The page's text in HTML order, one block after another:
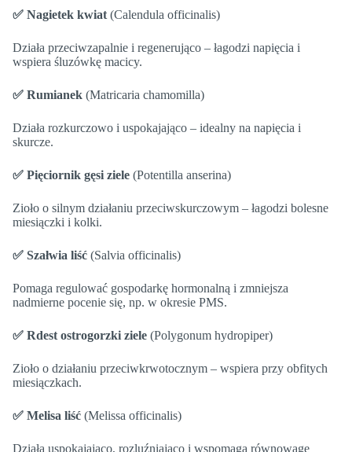
✅ Nagietek kwiat (Calendula officinalis)
Działa przeciwzapalnie i regenerująco – łagodzi napięcia i
wspiera śluzówkę macicy.
✅ Rumianek (Matricaria chamomilla)
Działa rozkurczowo i uspokajająco – idealny na napięcia i
skurcze.
✅ Pięciornik gęsi ziele (Potentilla anserina)
Zioło o silnym działaniu przeciwskurczowym – łagodzi bolesne
miesiączki i kolki.
✅ Szałwia liść (Salvia officinalis)
Pomaga regulować gospodarkę hormonalną i zmniejsza
nadmierne pocenie się, np. w okresie PMS.
✅ Rdest ostrogorzki ziele (Polygonum hydropiper)
Zioło o działaniu przeciwkrwotocznym – wspiera przy obfitych
miesiączkach.
✅ Melisa liść (Melissa officinalis)
Działa uspokajająco, rozluźniająco i wspomaga równowagę